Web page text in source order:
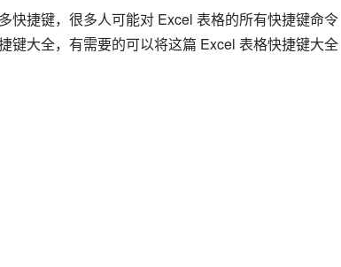
快捷键，很多人可能对 Excel 表格的所有快捷键命令
键大全，有需要的可以将这篇 Excel 表格快捷键大全